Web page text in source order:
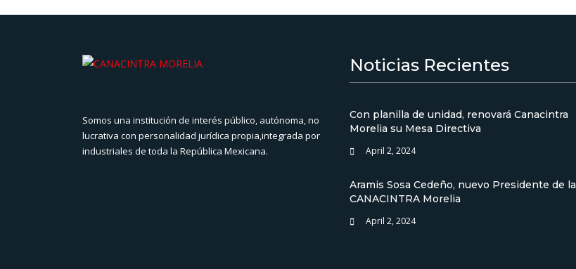
Somos una institución de interés público, autónoma, no
lucrativa con personalidad jurídica propia,integrada por
industriales de toda la República Mexicana.
Noticias Recientes
Con planilla de unidad, renovará Canacintra
Morelia su Mesa Directiva
April 2, 2024
Aramis Sosa Cedeño, nuevo Presidente de la
CANACINTRA Morelia
April 2, 2024